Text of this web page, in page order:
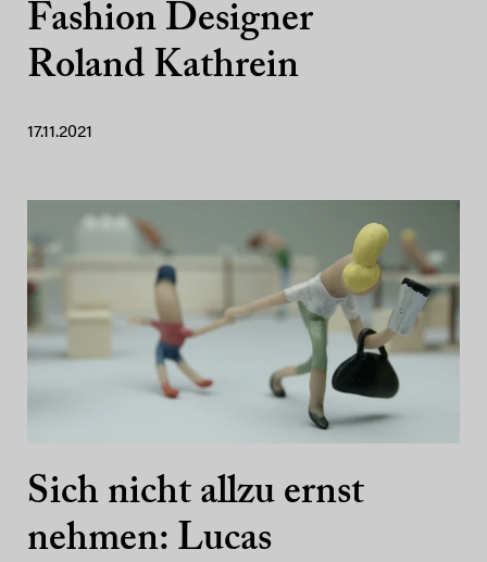
Fashion Designer
Roland Kathrein
17.11.2021
Sich nicht allzu ernst
nehmen: Lucas